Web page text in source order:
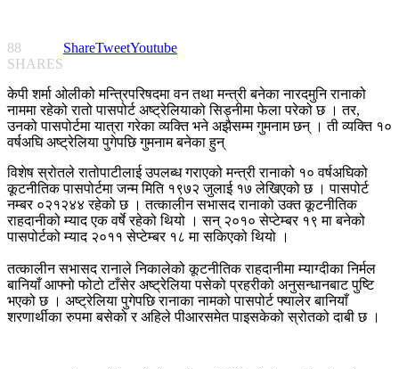
88
SHARES
ShareTweetYoutube
केपी शर्मा ओलीको मन्त्रिपरिषदमा वन तथा मन्त्री बनेका नारदमुनि रानाको
नाममा रहेको रातो पासपोर्ट अष्ट्रेलियाको सिड्नीमा फेला परेको छ । तर,
उनको पासपोर्टमा यात्रा गरेका व्यक्ति भने अझैसम्म गुमनाम छन् । ती व्यक्ति १०
वर्षअघि अष्ट्रेलिया पुगेपछि गुमनाम बनेका हुन्
विशेष स्रोतले रातोपाटीलाई उपलब्ध गराएको मन्त्री रानाको १० वर्षअघिको
कूटनीतिक पासपोर्टमा जन्म मिति १९७२ जुलाई १७ लेखिएको छ । पासपोर्ट
नम्बर ०२१२४४ रहेको छ । तत्कालीन सभासद रानाको उक्त कूटनीतिक
राहदानीको म्याद एक वर्षे रहेको थियो । सन् २०१० सेप्टेम्बर १९ मा बनेको
पासपोर्टको म्याद २०११ सेप्टेम्बर १८ मा सकिएको थियो ।
तत्कालीन सभासद रानाले निकालेको कूटनीतिक राहदानीमा म्याग्दीका निर्मल
बानियाँ आफ्नो फोटो टाँसेर अष्ट्रेलिया पसेको प्रहरीको अनुसन्धानबाट पुष्टि
भएको छ । अष्ट्रेलिया पुगेपछि रानाका नामको पासपोर्ट फ्यालेर बानियाँ
शरणार्थीका रुपमा बसेको र अहिले पीआरसमेत पाइसकेको स्रोतको दाबी छ ।